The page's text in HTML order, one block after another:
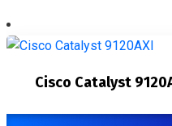
Cisco Catalyst